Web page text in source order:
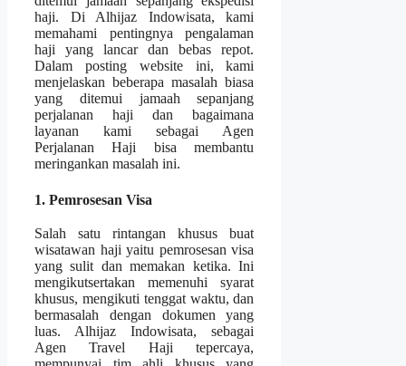
haji. Di Alhijaz Indowisata, kami
memahami pentingnya pengalaman
haji yang lancar dan bebas repot.
Dalam posting website ini, kami
menjelaskan beberapa masalah biasa
yang ditemui jamaah sepanjang
perjalanan haji dan bagaimana
layanan kami sebagai Agen
Perjalanan Haji bisa membantu
meringankan masalah ini.
1. Pemrosesan Visa
Salah satu rintangan khusus buat
wisatawan haji yaitu pemrosesan visa
yang sulit dan memakan ketika. Ini
mengikutsertakan memenuhi syarat
khusus, mengikuti tenggat waktu, dan
bermasalah dengan dokumen yang
luas. Alhijaz Indowisata, sebagai
Agen Travel Haji tepercaya,